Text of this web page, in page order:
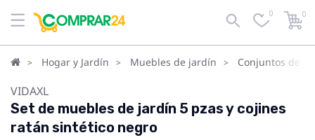
0 0
Hogar y Jardín Muebles de jardín Conjuntos de
VIDAXL
Set de muebles de jardín 5 pzas y cojines
ratán sintético negro